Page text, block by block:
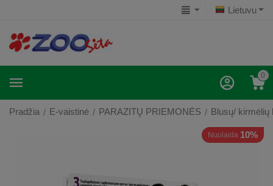
Lietuvu
0
Pradžia / E-vaistinė / PARAZITŲ PRIEMONĖS / Blusų/ kirmėlių
Nuolaida 10%